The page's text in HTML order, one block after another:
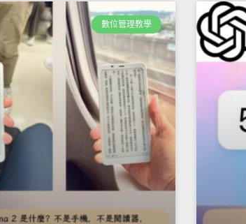
數位管理教學